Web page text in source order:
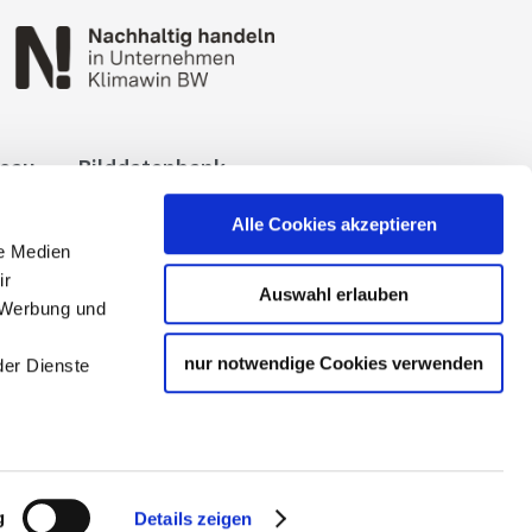
Medien
und
Dienste
Details zeigen
Alle Cookies akzeptieren
Auswahl erlauben
nur notwendige Cookies verwenden
Bilddatenbank
der